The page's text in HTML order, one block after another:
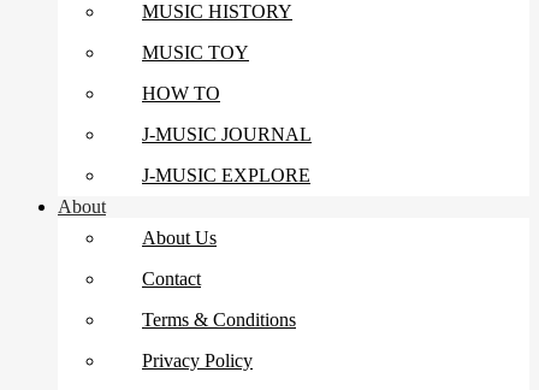
MUSIC HISTORY
MUSIC TOY
HOW TO
J-MUSIC JOURNAL
J-MUSIC EXPLORE
About
About Us
Contact
Terms & Conditions
Privacy Policy